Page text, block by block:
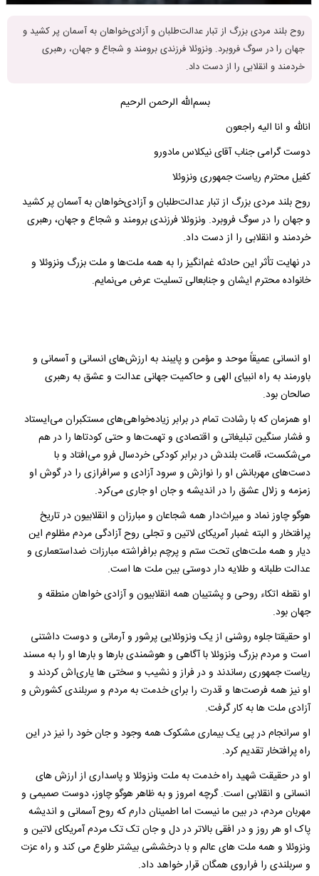
روح بلند مردی بزرگ از تبار عدالت‌طلبان و آزادی‌خواهان به آسمان پر کشید و
جهان را در سوگ فروبرد. ونزوئلا فرزندی برومند و شجاع و جهان، رهبری
خردمند و انقلابی را از دست داد.
بسم‌الله الرحمن الرحیم
انالله و انا الیه راجعون
دوست گرامی جناب آقای نیکلاس مادورو
کفیل محترم ریاست جمهوری ونزوئلا
روح بلند مردی بزرگ از تبار عدالت‌طلبان و آزادی‌خواهان به آسمان پر کشید
و جهان را در سوگ فروبرد. ونزوئلا فرزندی برومند و شجاع و جهان، رهبری
خردمند و انقلابی را از دست داد.
در نهایت تأثر این حادثه غم‌انگیز را به همه ملت‌ها و ملت بزرگ ونزوئلا و
خانواده محترم ایشان و جنابعالی تسلیت عرض می‌نمایم.
او انسانی عمیقاً موحد و مؤمن و پایبند به ارزش‌های انسانی و آسمانی و
باورمند به راه انبیای الهی و حاکمیت جهانی عدالت و عشق به رهبری
صالحان بود.
او همزمان که با رشادت تمام در برابر زیاده‌خواهی‌های مستکبران می‌ایستاد
و فشار سنگین تبلیغاتی و اقتصادی و تهمت‌ها و حتی کودتاها را در هم
می‌شکست، قامت بلندش در برابر کودکی خردسال فرو می‌افتاد و با
دست‌های مهربانش او را نوازش و سرود آزادی و سرافرازی را در گوش او
زمزمه و زلال عشق را در اندیشه و جان او جاری می‌کرد.
هوگو چاوز نماد و میراث‌دار همه شجاعان و مبارزان و انقلابیون در تاریخ
پرافتخار و البته غمبار آمریکای لاتین و تجلی روح آزادگی مردم مظلوم این
دیار و همه ملت‌های تحت ستم و پرچم برافراشته مبارزات ضداستعماری و
عدالت طلبانه و طلایه دار دوستی بین ملت ها است.
او نقطه اتکاء روحی و پشتیبان همه انقلابیون و آزادی خواهان منطقه و
جهان بود.
او حقیقتا جلوه روشنی از یک ونزوئلایی پرشور و آرمانی و دوست داشتنی
است و مردم بزرگ ونزوئلا با آگاهی و هوشمندی بارها و بارها او را به مسند
ریاست جمهوری رساندند و در فراز و نشیب و سختی ها یاری‌اش کردند و
او نیز همه فرصت‌ها و قدرت را برای خدمت به مردم و سربلندی کشورش و
آزادی ملت ها به کار گرفت.
او سرانجام در پی یک بیماری مشکوک همه وجود و جان خود را نیز در این
راه پرافتخار تقدیم کرد.
او در حقیقت شهید راه خدمت به ملت ونزوئلا و پاسداری از ارزش های
انسانی و انقلابی است. گرچه امروز و به ظاهر هوگو چاوز، دوست صمیمی و
مهربان مردم، در بین ما نیست اما اطمینان دارم که روح آسمانی و اندیشه
پاک او هر روز و در افقی بالاتر در دل و جان تک تک مردم آمریکای لاتین و
ونزوئلا و همه ملت های عالم و با درخششی بیشتر طلوع می کند و راه عزت
و سربلندی را فراروی همگان قرار خواهد داد.